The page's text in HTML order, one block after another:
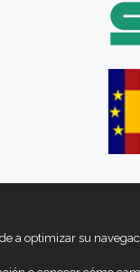
a optimizar su